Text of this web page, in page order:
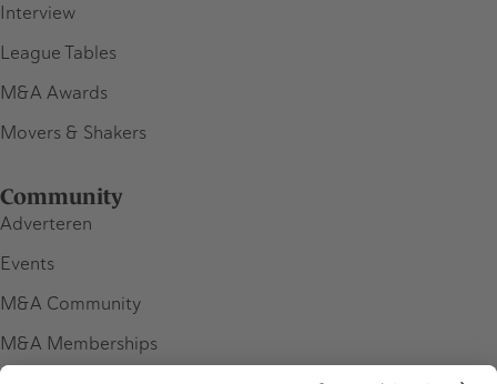
Interview
League Tables
M&A Awards
Movers & Shakers
Community
Adverteren
Events
M&A Community
M&A Memberships